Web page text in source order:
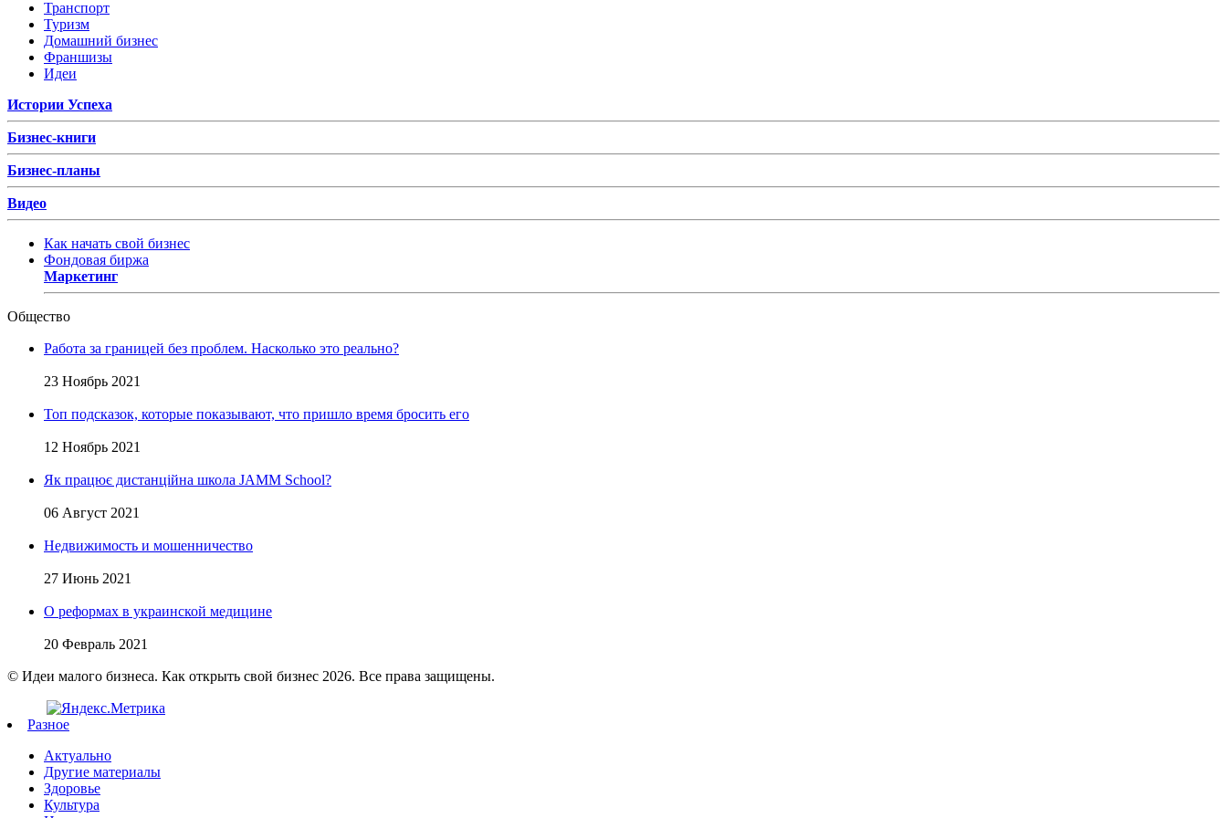
Транспорт
Туризм
Домашний бизнес
Франшизы
Идеи
Истории Успеха
Бизнес-книги
Бизнес-планы
Видео
Как начать свой бизнес
Фондовая биржа
Маркетинг
Общество
Работа за границей без проблем. Насколько это реально?
23 Ноябрь 2021
Топ подсказок, которые показывают, что пришло время бросить его
12 Ноябрь 2021
Як працює дистанційна школа JAMM School?
06 Август 2021
Недвижимость и мошенничество
27 Июнь 2021
О реформах в украинской медицине
20 Февраль 2021
© Идеи малого бизнеса. Как открыть свой бизнес 2026. Все права защищены.
Разное
Актуально
Другие материалы
Здоровье
Культура